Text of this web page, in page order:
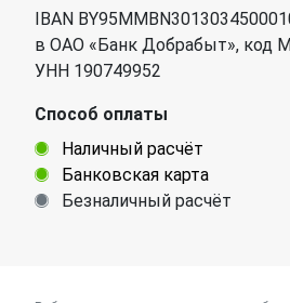
IBAN
в ОАО «Банк Добрабыт», код
УНН 190749952
Способ оплаты
Наличный расчёт
Банковская карта
Безналичный расчёт